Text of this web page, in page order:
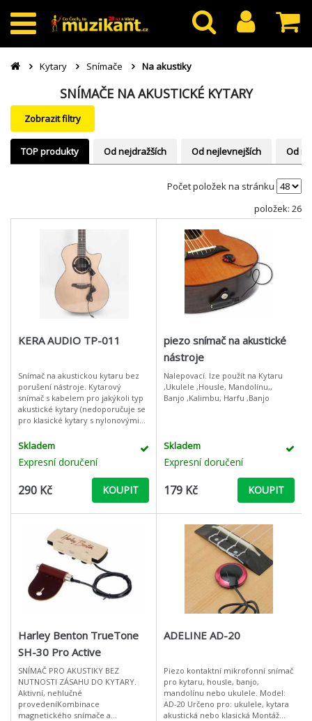
Kytary Snímače Na akustiky
SNÍMAČE NA AKUSTICKÉ KYTARY
Zobrazit filtry
TOP produkty Od nejdražších Od nejlevnejších Od
Počet položek na stránku
položek: 26
KERA AUDIO TP-011
Snímač na akustickou kytaru bez
porušení nástroje. Kytarový
snímač s kabelem pro jakýkoli typ
akustické kytary (nedoporučuje se
pro klasické kytary s nylonovými
přímo pod struny v rezonančním
Skladem
Expresní doručení
290 Kč KOUPIT
piezo snímač na akustické
nástroje
Nalepovací. lze použít na Kytaru
,Ukulele ,Housle, Mandolínu,,
Banjo ,Kalimbu, Harfu ,Banjo
Skladem
Expresní doručení
179 Kč KOUPIT
Harley Benton TrueTone
SH-30 Pro Active
SNÍMAČ PRO AKUSTIKY BEZ
NUTNOSTI ZÁSAHU DO KYTARY.
Aktivní, nehlučné
provedeníKombinace
magnetického snímače a
ADELINE AD-20
Piezo kontaktní mikrofonní snímač
pro kytaru, housle, banjo,
mandolínu nebo ukulele. Model:
AD-20 Určeno pro: ukulele, kytara
akustická nebo klasická Montáž